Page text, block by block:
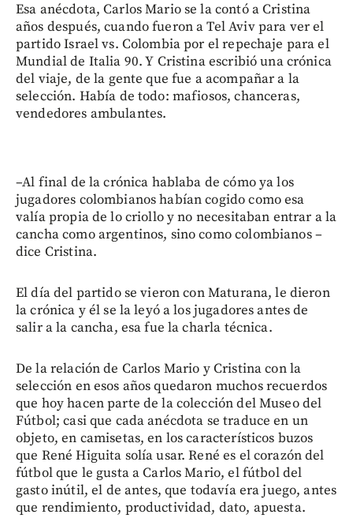
Esa anécdota, Carlos Mario se la contó a Cristina
años después, cuando fueron a Tel Aviv para ver el
partido Israel vs. Colombia por el repechaje para el
Mundial de Italia 90. Y Cristina escribió una crónica
del viaje, de la gente que fue a acompañar a la
selección. Había de todo: mafiosos, chanceras,
vendedores ambulantes.
–Al final de la crónica hablaba de cómo ya los
jugadores colombianos habían cogido como esa
valía propia de lo criollo y no necesitaban entrar a la
cancha como argentinos, sino como colombianos –
dice Cristina.
El día del partido se vieron con Maturana, le dieron
la crónica y él se la leyó a los jugadores antes de
salir a la cancha, esa fue la charla técnica.
De la relación de Carlos Mario y Cristina con la
selección en esos años quedaron muchos recuerdos
que hoy hacen parte de la colección del Museo del
Fútbol; casi que cada anécdota se traduce en un
objeto, en camisetas, en los característicos buzos
que René Higuita solía usar. René es el corazón del
fútbol que le gusta a Carlos Mario, el fútbol del
gasto inútil, el de antes, que todavía era juego, antes
que rendimiento, productividad, dato, apuesta.